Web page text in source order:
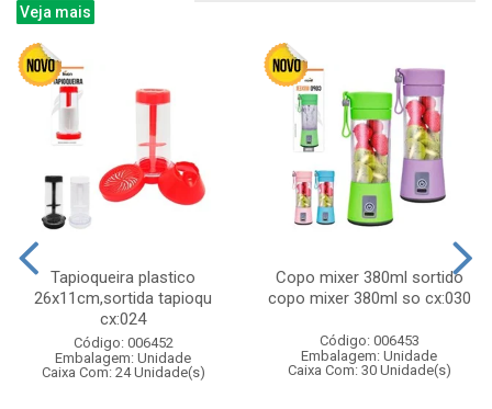
Veja mais
Tapioqueira plastico
26x11cm,sortida tapioqu
cx:024
Código: 006452
Embalagem: Unidade
Caixa Com: 24 Unidade(s)
Copo mixer 380ml sortido
copo mixer 380ml so cx:030
Código: 006453
Embalagem: Unidade
Caixa Com: 30 Unidade(s)